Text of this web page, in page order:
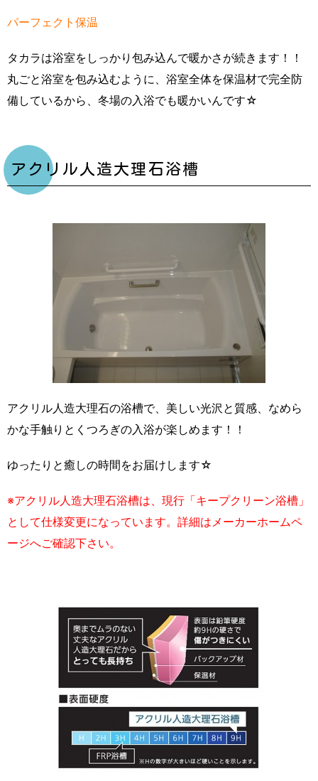
パーフェクト保温
タカラは浴室をしっかり包み込んで暖かさが続きます！！
丸ごと浴室を包み込むように、浴室全体を保温材で完全防
備しているから、冬場の入浴でも暖かいんです☆
アクリル人造大理石浴槽
アクリル人造大理石の浴槽で、美しい光沢と質感、なめら
かな手触りとくつろぎの入浴が楽しめます！！
ゆったりと癒しの時間をお届けします☆
※アクリル人造大理石浴槽は、現行「キープクリーン浴槽」
として仕様変更になっています。詳細はメーカーホームペ
ージへご確認下さい。